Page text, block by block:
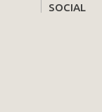
SOCIAL